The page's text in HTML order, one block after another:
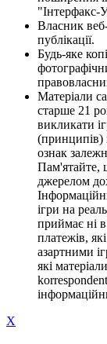
"Інтерфакс-
Власник
публікації.
Будь-яке
Матеріали
старше 21
викликати
(принципів)
ознак
Пам'ятайте,
джерелом
ігри на
приймає ні
платежів,
азартними
які
X